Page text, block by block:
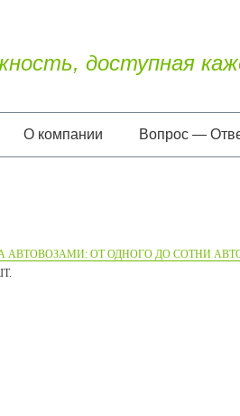
доступная
О компании Вопрос —
АВТОВОЗАМИ: ОТ ОДНОГО ДО СОТНИ